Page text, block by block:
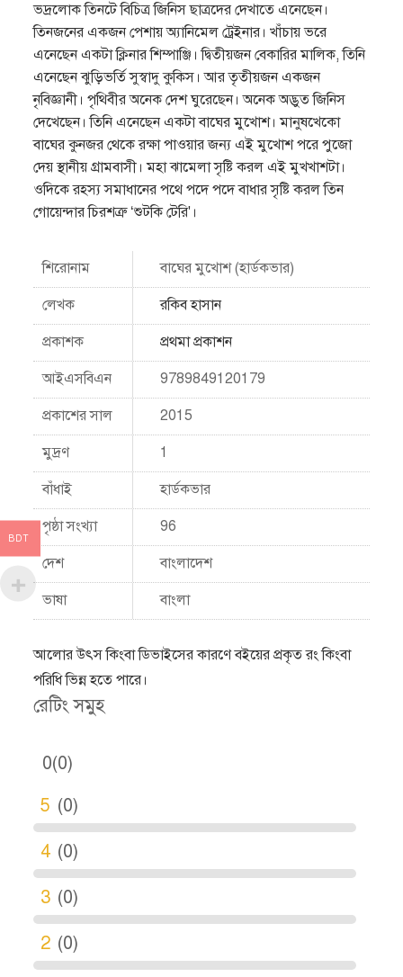
ভদ্রলােক তিনটে বিচিত্র জিনিস ছাত্রদের দেখাতে এনেছেন।
তিনজনের একজন পেশায় অ্যানিমেল ট্রেইনার। খাঁচায় ভরে
এনেছেন একটা ক্লিনার শিম্পাঞ্জি। দ্বিতীয়জন বেকারির মালিক, তিনি
এনেছেন ঝুড়িভর্তি সুস্বাদু কুকিস। আর তৃতীয়জন একজন
নৃবিজ্ঞানী। পৃথিবীর অনেক দেশ ঘুরেছেন। অনেক অদ্ভুত জিনিস
দেখেছেন। তিনি এনেছেন একটা বাঘের মুখােশ। মানুষখেকো
বাঘের কুনজর থেকে রক্ষা পাওয়ার জন্য এই মুখােশ পরে পুজো
দেয় স্থানীয় গ্রামবাসী। মহা ঝামেলা সৃষ্টি করল এই মুখখাশটা।
ওদিকে রহস্য সমাধানের পথে পদে পদে বাধার সৃষ্টি করল তিন
গােয়েন্দার চিরশত্রু ‘শুটকি টেরি'।
শিরোনাম বাঘের মুখোশ (হার্ডকভার)
লেখক রকিব হাসান
প্রকাশক প্রথমা প্রকাশন
আইএসবিএন 9789849120179
প্রকাশের সাল 2015
মুদ্রণ 1
বাঁধাই হার্ডকভার
পৃষ্ঠা সংখ্যা 96
দেশ বাংলাদেশ
ভাষা বাংলা
আলোর উৎস কিংবা ডিভাইসের কারণে বইয়ের প্রকৃত রং কিংবা
পরিধি ভিন্ন হতে পারে।
রেটিং সমুহ
0(0)
5 (0)
4 (0)
3 (0)
2 (0)
BDT